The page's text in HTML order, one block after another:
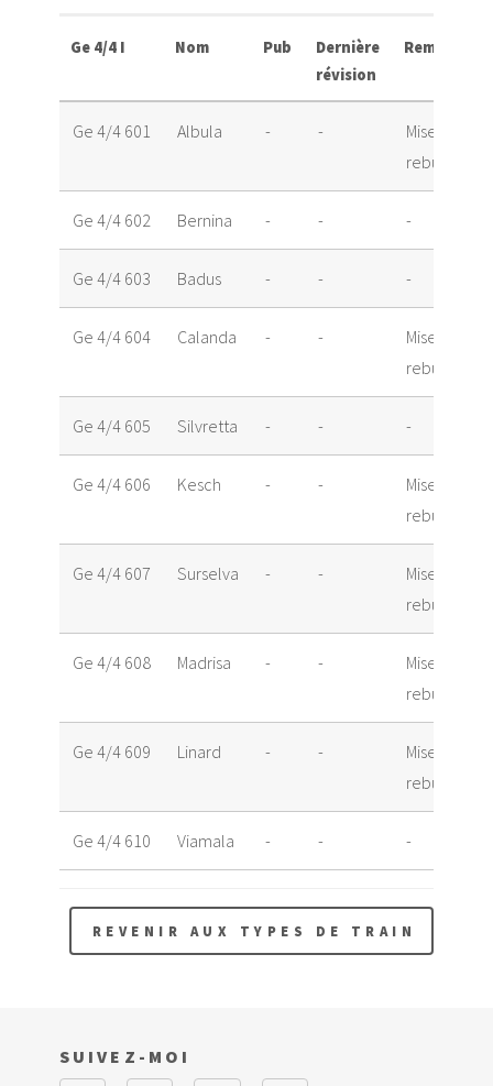
Ge 4/4 I Nom Pub
Dernière
révision
Remarque
Ge 4/4 601 Albula - -
Mise au
rebut
Ge 4/4 602 Bernina - - -
Ge 4/4 603 Badus - - -
Ge 4/4 604 Calanda - -
Mise au
rebut
Ge 4/4 605 Silvretta - - -
Ge 4/4 606 Kesch - -
Mise au
rebut
Ge 4/4 607 Surselva - -
Mise au
rebut
Ge 4/4 608 Madrisa - -
Mise au
rebut
Ge 4/4 609 Linard - -
Mise au
rebut
Ge 4/4 610 Viamala - - -
REVENIR AUX TYPES DE TRAIN
SUIVEZ-MOI